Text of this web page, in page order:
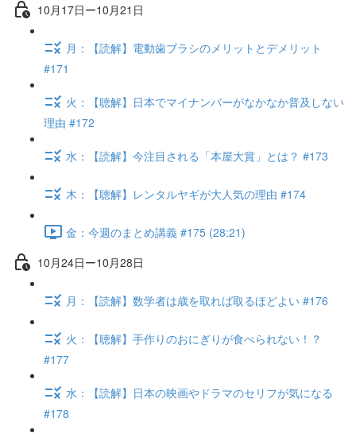
10月17日ー10月21日
月：【読解】電動歯ブラシのメリットとデメリット
#171
火：【聴解】日本でマイナンバーがなかなか普及しない
理由 #172
水：【読解】今注目される「本屋大賞」とは？ #173
木：【聴解】レンタルヤギが大人気の理由 #174
金：今週のまとめ講義 #175 (28:21)
10月24日ー10月28日
月：【読解】数学者は歳を取れば取るほどよい #176
火：【聴解】手作りのおにぎりが食べられない！？
#177
水：【読解】日本の映画やドラマのセリフが気になる
#178